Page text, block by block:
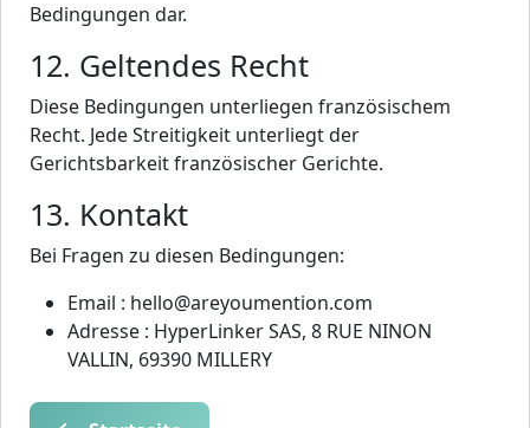
Bedingungen dar.
12. Geltendes Recht
Diese Bedingungen unterliegen französischem
Recht. Jede Streitigkeit unterliegt der
Gerichtsbarkeit französischer Gerichte.
13. Kontakt
Bei Fragen zu diesen Bedingungen:
Email : hello@areyoumention.com
Adresse : HyperLinker SAS, 8 RUE NINON
VALLIN, 69390 MILLERY